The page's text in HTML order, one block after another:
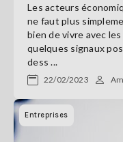
Les acteurs
ne faut plus
bien de vivre avec
quelques signaux
dess ...
22/02/2023
Entreprises